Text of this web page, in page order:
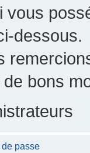
vous
dessous.
bons
de passe